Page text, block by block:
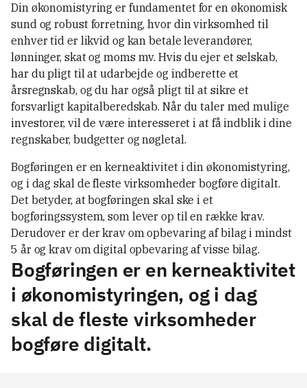
Din økonomistyring er fundamentet for en økonomisk
sund og robust forretning, hvor din virksomhed til
enhver tid er likvid og kan betale leverandører,
lønninger, skat og moms mv. Hvis du ejer et selskab,
har du pligt til at udarbejde og indberette et
årsregnskab, og du har også pligt til at sikre et
forsvarligt kapitalberedskab. Når du taler med mulige
investorer, vil de være interesseret i at få indblik i dine
regnskaber, budgetter og nøgletal.
Bogføringen er en kerneaktivitet i din økonomistyring,
og i dag skal de fleste virksomheder bogføre digitalt.
Det betyder, at bogføringen skal ske i et
bogføringssystem, som lever op til en række krav.
Derudover er der krav om opbevaring af bilag i mindst
5 år og krav om digital opbevaring af visse bilag.
Bogføringen er en kerneaktivitet
i økonomistyringen, og i dag
skal de fleste virksomheder
bogføre digitalt.